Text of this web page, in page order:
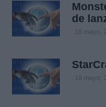
de
18 mayo,
18 mayo,